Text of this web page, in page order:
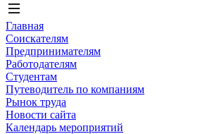
Главная
Соискателям
Предпринимателям
Работодателям
Студентам
Путеводитель по компаниям
Рынок труда
Новости сайта
Календарь мероприятий